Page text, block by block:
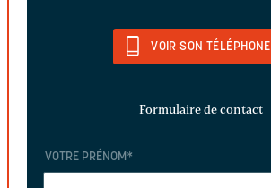
VOIR SON TÉLÉPHONE
Formulaire de contact
VOTRE PRÉNOM *